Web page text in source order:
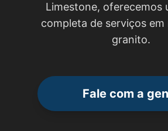
Limestone, oferecemos
completa de serviços em
granito.
Fale com a